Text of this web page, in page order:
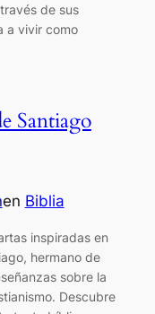
de sus
a vivir como
Santiago
en Biblia
inspiradas en
hermano de
sobre la
Descubre